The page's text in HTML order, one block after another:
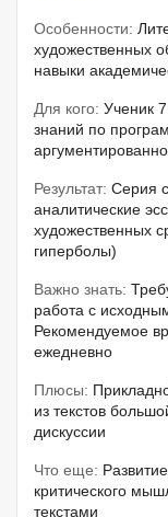
Особенности:
художественных
навыки
Для кого: Ученик
знаний по
Результат: Серия
аналитические
художественных
гиперболы)
Важно знать:
работа с
Рекомендуемое
ежедневно
Плюсы:
из текстов
дискуссии
Что еще:
критического
текстами